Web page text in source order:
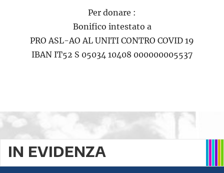
Per donare :
Bonifico intestato a
PRO ASL-AO AL UNITI CONTRO COVID 19
IBAN IT52 S 05034 10408 000000005537
IN EVIDENZA